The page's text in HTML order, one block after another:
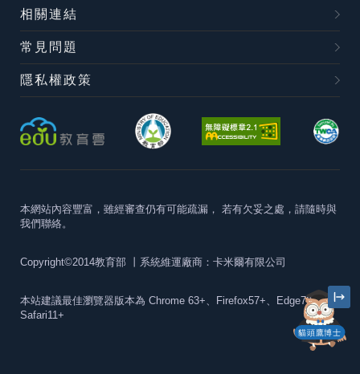
貓頭鷹博士
相關連結
常見問題
隱私權政策
本網站內容豐富，雖經審查仍有可能疏漏， 若有欠妥之處，請隨時與
我們聯絡。
Copyright©2014教育部 丨系統維運廠商：卡米爾有限公司
本站建議最佳瀏覽器版本為 Chrome 63+、Firefox57+、Edge79+及
Safari11+